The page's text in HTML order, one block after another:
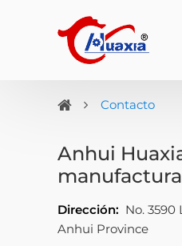
Contacto
Anhui
manufactura
Dirección: No. 3590
Anhui Province